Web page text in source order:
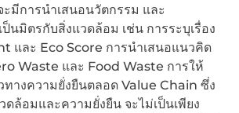
มีการนำเสนอนวัตกรรม และ
นมิตรกับสิ่งแวดล้อม เช่น การระบุเรื่อง
และ Eco Score การนำเสนอแนวคิด
Waste และ Food Waste การให้
างความยั่งยืนตลอด Value Chain ซึ่ง
ล้อมและความยั่งยืน จะไม่เป็นเพียง